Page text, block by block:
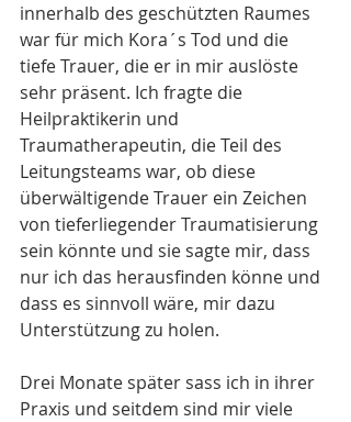
innerhalb des geschützten Raumes
war für mich Kora´s Tod und die
tiefe Trauer, die er in mir auslöste
sehr präsent. Ich fragte die
Heilpraktikerin und
Traumatherapeutin, die Teil des
Leitungsteams war, ob diese
überwältigende Trauer ein Zeichen
von tieferliegender Traumatisierung
sein könnte und sie sagte mir, dass
nur ich das herausfinden könne und
dass es sinnvoll wäre, mir dazu
Unterstützung zu holen.
Drei Monate später sass ich in ihrer
Praxis und seitdem sind mir viele